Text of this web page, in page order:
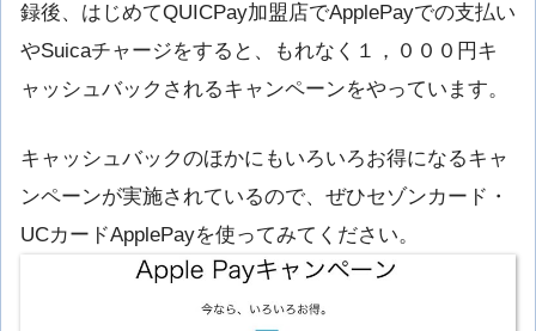
録後、はじめてQUICPay加盟店でApplePayでの支払い
やSuicaチャージをすると、もれなく１，０００円キ
ャッシュバックされるキャンペーンをやっています。
キャッシュバックのほかにもいろいろお得になるキャ
ンペーンが実施されているので、ぜひセゾンカード・
UCカードApplePayを使ってみてください。